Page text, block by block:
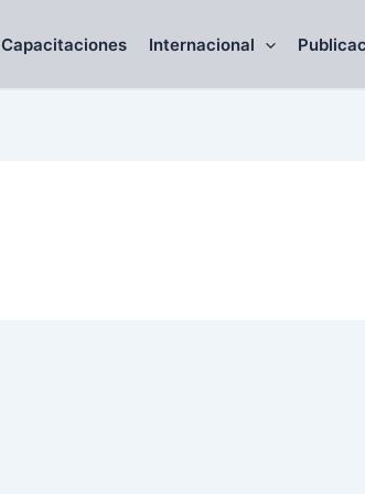
Capacitaciones Internacional